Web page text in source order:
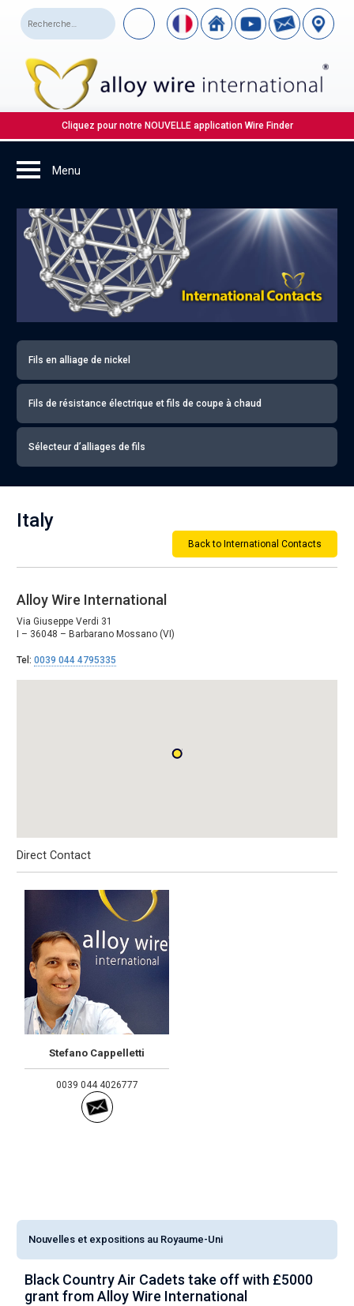
Cliquez pour notre NOUVELLE application Wire Finder
Fils en alliage de nickel
Fils de résistance électrique et fils de coupe à chaud
Sélecteur d’alliages de fils
Italy
Back to International Contacts
Alloy Wire International
Via Giuseppe Verdi 31
I – 36048 – Barbarano Mossano (VI)
Tel: 0039 044 4795335
Direct Contact
Stefano Cappelletti
0039 044 4026777
Nouvelles et expositions au Royaume-Uni
Black Country Air Cadets take off with £5000
grant from Alloy Wire International